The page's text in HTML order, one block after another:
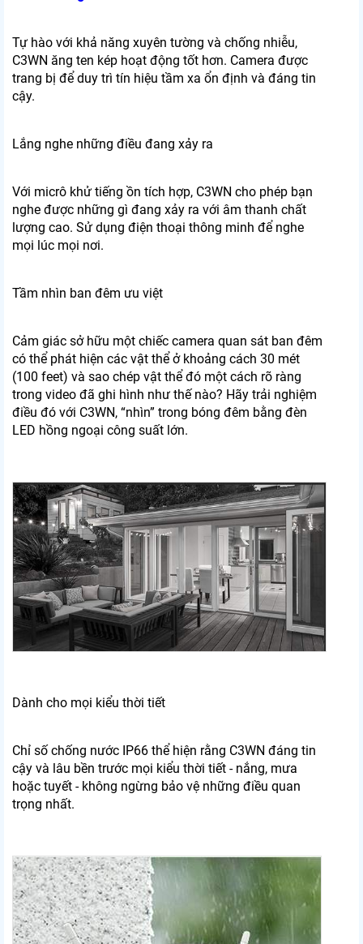
Tự hào với khả năng xuyên tường và chống nhiễu,
C3WN ăng ten kép hoạt động tốt hơn. Camera được
trang bị để duy trì tín hiệu tầm xa ổn định và đáng tin
cậy.
Lắng nghe những điều đang xảy ra
Với micrô khử tiếng ồn tích hợp, C3WN cho phép bạn
nghe được những gì đang xảy ra với âm thanh chất
lượng cao. Sử dụng điện thoại thông minh để nghe
mọi lúc mọi nơi.
Tầm nhìn ban đêm ưu việt
Cảm giác sở hữu một chiếc camera quan sát ban đêm
có thể phát hiện các vật thể ở khoảng cách 30 mét
(100 feet) và sao chép vật thể đó một cách rõ ràng
trong video đã ghi hình như thế nào? Hãy trải nghiệm
điều đó với C3WN, “nhìn” trong bóng đêm bằng đèn
LED hồng ngoại công suất lớn.
Dành cho mọi kiểu thời tiết
Chỉ số chống nước IP66 thể hiện rằng C3WN đáng tin
cậy và lâu bền trước mọi kiểu thời tiết - nắng, mưa
hoặc tuyết - không ngừng bảo vệ những điều quan
trọng nhất.